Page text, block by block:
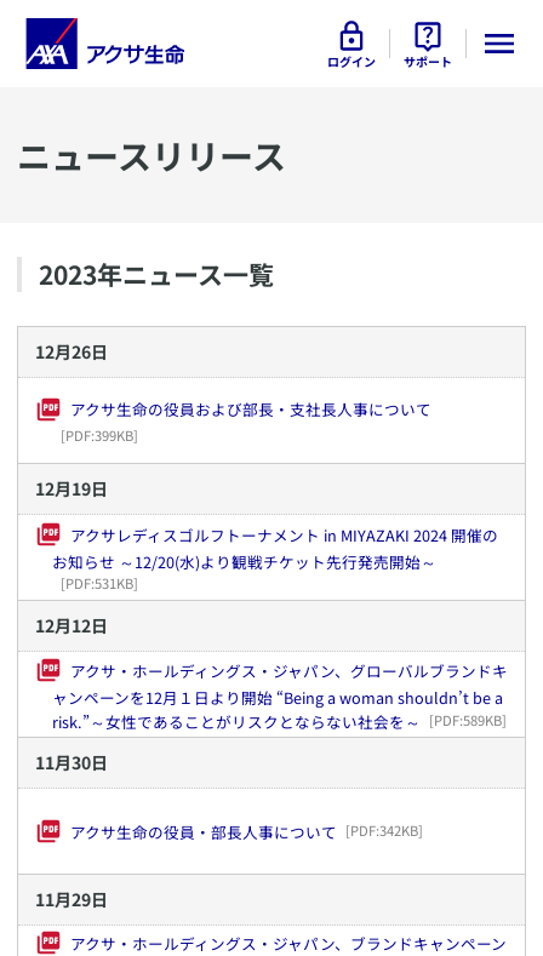
ログイン サポート
ニュースリリース
2023年ニュース一覧
12月26日
アクサ生命の役員および部長・支社長人事について
[PDF:399KB]
12月19日
アクサレディスゴルフトーナメント in MIYAZAKI 2024 開催の
お知らせ ～12/20(水)より観戦チケット先行発売開始～
[PDF:531KB]
12月12日
アクサ・ホールディングス・ジャパン、グローバルブランドキ
ャンペーンを12月１日より開始 “Being a woman shouldn’t be a
risk.”～女性であることがリスクとならない社会を～
[PDF:589KB]
11月30日
アクサ生命の役員・部長人事について [PDF:342KB]
11月29日
アクサ・ホールディングス・ジャパン、ブランドキャンペーン